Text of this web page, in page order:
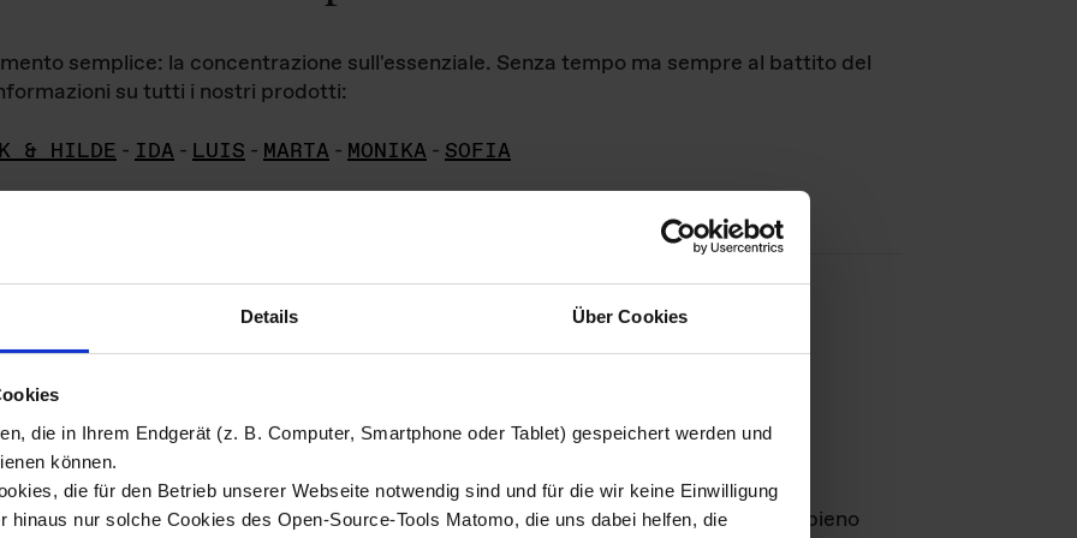
Details Über Cookies
die in Ihrem Endgerät (z. B. Computer, Smartphone oder Tablet) gespeichert werden und
können.
die für den Betrieb unserer Webseite notwendig sind und für die wir keine Einwilligung
hinaus nur solche Cookies des Open-Source-Tools Matomo, die uns dabei helfen, die
semplice: la concentrazione sull'essenziale. Senza tempo ma sempre al battito del
su tutti i nostri prodotti:
& HILDE - IDA - LUIS - MARTA - MONIKA - SOFIA
di immagini
materiale fotografico sono detenuti daDas ganze LebenGmbH e rimangono in pieno